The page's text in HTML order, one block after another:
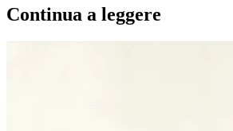
Continua a leggere